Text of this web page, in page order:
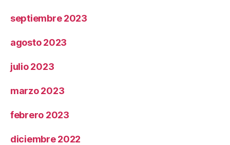
septiembre 2023
agosto 2023
julio 2023
marzo 2023
febrero 2023
diciembre 2022